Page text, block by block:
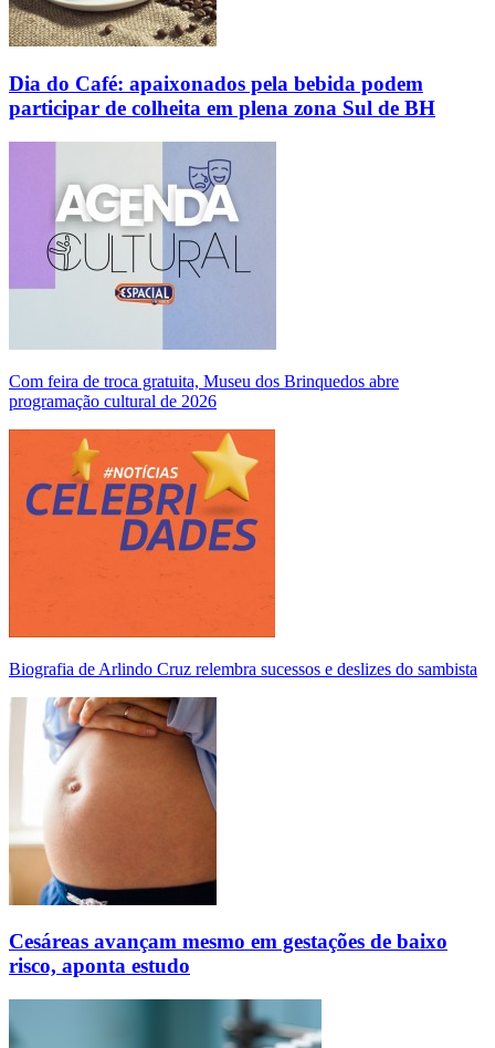
Dia do Café: apaixonados pela bebida podem
participar de colheita em plena zona Sul de BH
Com feira de troca gratuita, Museu dos Brinquedos abre
programação cultural de 2026
Biografia de Arlindo Cruz relembra sucessos e deslizes do sambista
Cesáreas avançam mesmo em gestações de baixo
risco, aponta estudo